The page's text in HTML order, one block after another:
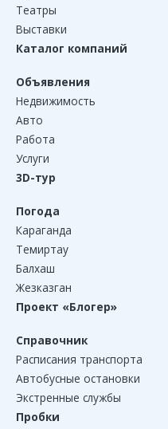
Театры
Выставки
Каталог компаний
Объявления
Недвижимость
Авто
Работа
Услуги
3D-тур
Погода
Караганда
Темиртау
Балхаш
Жезказган
Проект «Блогер»
Справочник
Расписания транспорта
Автобусные остановки
Экстренные службы
Пробки